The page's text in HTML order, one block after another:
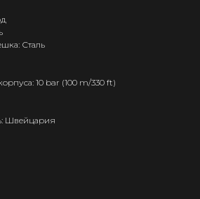
Сталь
10 bar (100 m/330 ft)
Швейцария